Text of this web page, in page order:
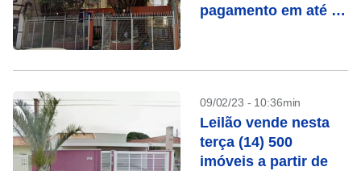
pagamento em até 78
09/02/23 - 10:36min
Leilão vende nesta
terça (14) 500
imóveis a partir de